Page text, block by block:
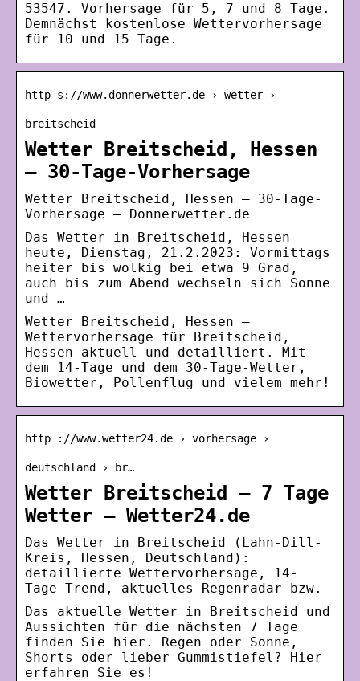
53547. Vorhersage für 5, 7 und 8 Tage.
Demnächst kostenlose Wettervorhersage
für 10 und 15 Tage.
http s://www.donnerwetter.de › wetter ›
breitscheid
Wetter Breitscheid, Hessen
– 30-Tage-Vorhersage
Wetter Breitscheid, Hessen – 30-Tage-
Vorhersage – Donnerwetter.de
Das Wetter in Breitscheid, Hessen
heute, Dienstag, 21.2.2023: Vormittags
heiter bis wolkig bei etwa 9 Grad,
auch bis zum Abend wechseln sich Sonne
und …
Wetter Breitscheid, Hessen –
Wettervorhersage für Breitscheid,
Hessen aktuell und detailliert. Mit
dem 14-Tage und dem 30-Tage-Wetter,
Biowetter, Pollenflug und vielem mehr!
http ://www.wetter24.de › vorhersage ›
deutschland › br…
Wetter Breitscheid – 7 Tage
Wetter – Wetter24.de
Das Wetter in Breitscheid (Lahn-Dill-
Kreis, Hessen, Deutschland):
detaillierte Wettervorhersage, 14-
Tage-Trend, aktuelles Regenradar bzw.
Das aktuelle Wetter in Breitscheid und
Aussichten für die nächsten 7 Tage
finden Sie hier. Regen oder Sonne,
Shorts oder lieber Gummistiefel? Hier
erfahren Sie es!